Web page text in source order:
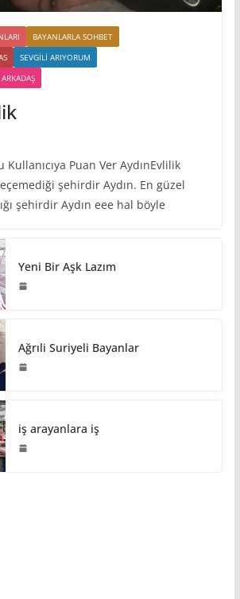
BAYANLARLA SOHBET
SEVGILI ARIYORUM
Kullanıcıya Puan Ver AydınEvlilik
şehirdir Aydın. En güzel
şehirdir Aydın eee hal böyle
Yeni Bir Aşk Lazım
Ağrıli Suriyeli Bayanlar
iş arayanlara iş